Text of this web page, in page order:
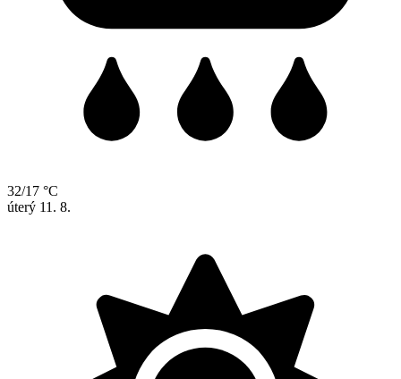
32/17 °C
úterý 11. 8.